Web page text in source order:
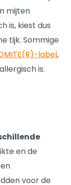
mijten
is, kiest dus
tijk. Sommige
label,
is.
en de
voor de